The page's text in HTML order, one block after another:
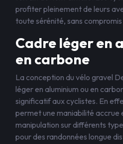
profiter pleinement de leurs
toute sérénité, sans
Cadre léger en
en carbone
La conception du vélo gravel
léger en aluminium ou en
significatif aux cyclistes. En
permet une maniabilité accrue
manipulation sur différents
pour des randonnées longue